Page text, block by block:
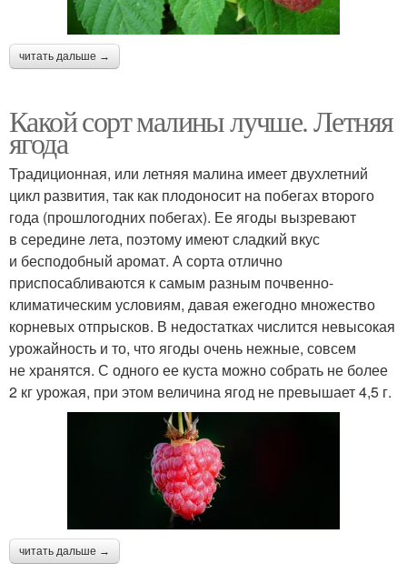
читать дальше →
Какой сорт малины лучше. Летняя
ягода
Традиционная, или летняя малина имеет двухлетний
цикл развития, так как плодоносит на побегах второго
года (прошлогодних побегах). Ее ягоды вызревают
в середине лета, поэтому имеют сладкий вкус
и бесподобный аромат. А сорта отлично
приспосабливаются к самым разным почвенно-
климатическим условиям, давая ежегодно множество
корневых отпрысков. В недостатках числится невысокая
урожайность и то, что ягоды очень нежные, совсем
не хранятся. С одного ее куста можно собрать не более
2 кг урожая, при этом величина ягод не превышает 4,5 г.
читать дальше →